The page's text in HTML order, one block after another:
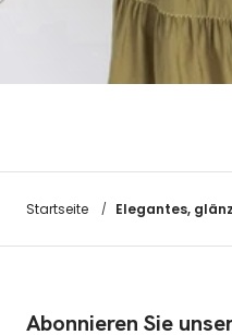
Startseite / Elegantes,
Abonnieren Sie